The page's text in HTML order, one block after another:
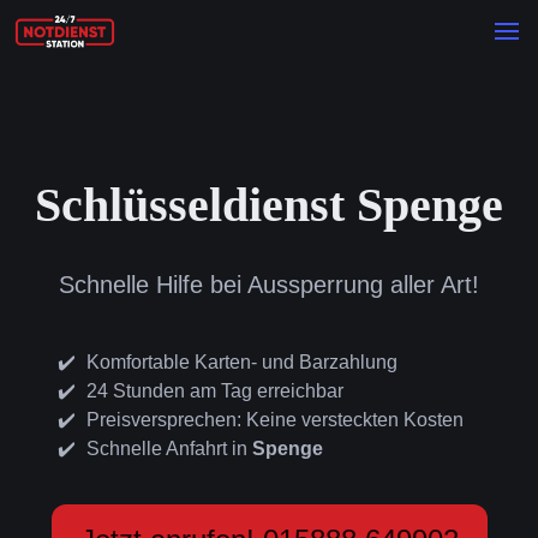
Schlüsseldienst Spenge
Schnelle Hilfe bei Aussperrung aller Art!
Komfortable Karten- und Barzahlung
24 Stunden am Tag erreichbar
Preisversprechen: Keine versteckten Kosten
Schnelle Anfahrt in Spenge